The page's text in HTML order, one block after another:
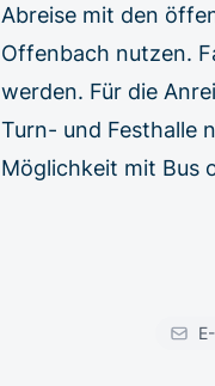
Abreise mit den
Offenbach nutzen.
werden. Für die
Turn- und Festhalle
Möglichkeit mit Bus